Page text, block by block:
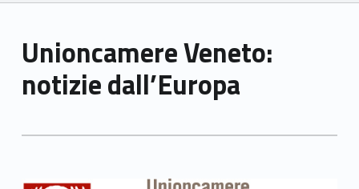
Unioncamere Veneto:
notizie dall’Europa